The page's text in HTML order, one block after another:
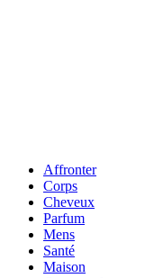
Affronter
Corps
Cheveux
Parfum
Mens
Santé
Maison